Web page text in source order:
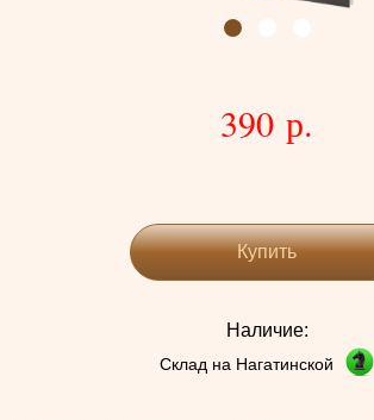
390 р.
Купить
Наличие:
Склад на Нагатинской